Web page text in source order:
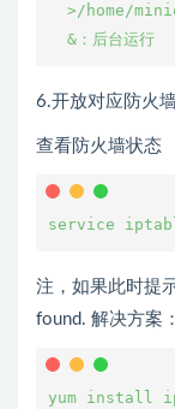
>/home/
6.开放对应防火
查看防火墙状态
注，如果此时提
found. 解决方案：
yum install